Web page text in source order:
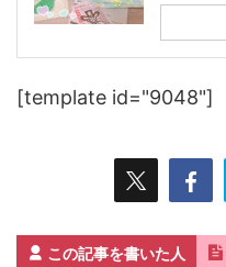
[template id="9048"]
この記事を書いた人